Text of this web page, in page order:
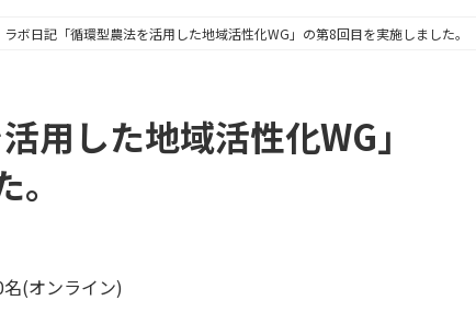
ラボ日記「循環型農法を活用した地域活性化WG」の第8回目を実施しました。
用した地域活性化WG」
(オンライン)